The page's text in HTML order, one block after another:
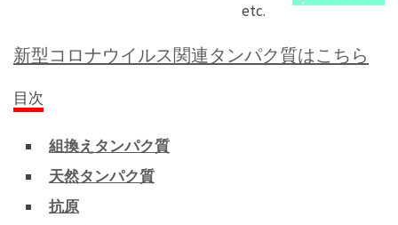
etc.
新型コロナウイルス関連タンパク質はこちら
目次
組換えタンパク質
天然タンパク質
抗原